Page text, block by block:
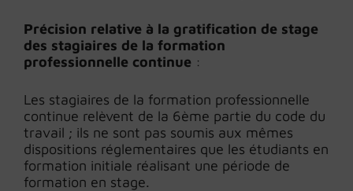
Précision relative à la gratification de stage
des stagiaires de la formation
professionnelle continue :
Les stagiaires de la formation professionnelle
continue relèvent de la 6ème partie du code du
travail ; ils ne sont pas soumis aux mêmes
dispositions réglementaires que les étudiants en
formation initiale réalisant une période de
formation en stage.